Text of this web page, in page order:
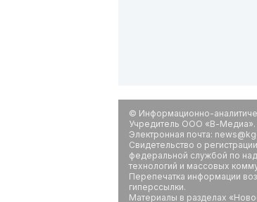
© Информационно-
Учредитель ООО «В-Медиа».
Электронная почта:
Свидетельство о
федеральной службой по
технологий и массовых
Перепечатка информации
гиперссылки.
Материалы в разделах